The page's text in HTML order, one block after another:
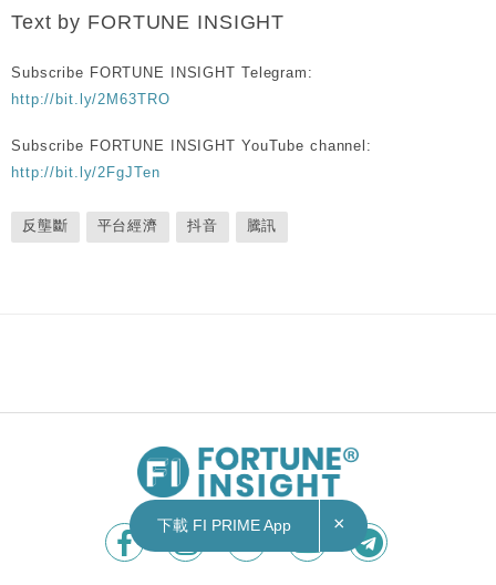
Text by FORTUNE INSIGHT
Subscribe FORTUNE INSIGHT Telegram:
http://bit.ly/2M63TRO
Subscribe FORTUNE INSIGHT YouTube channel:
http://bit.ly/2FgJTen
反壟斷 平台經濟 抖音 騰訊
下載 FI PRIME App ×